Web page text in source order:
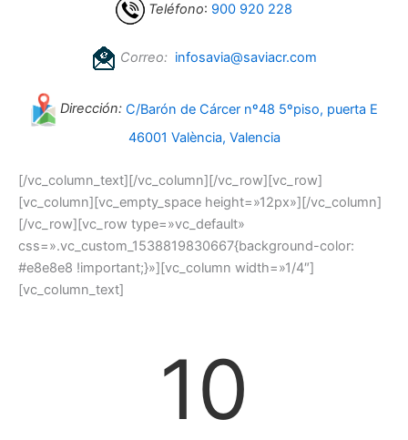
Teléfono: 900 920 228
Correo: infosavia@saviacr.com
Dirección: C/Barón de Cárcer nº48 5ºpiso, puerta E
46001 València, Valencia
[/vc_column_text][/vc_column][/vc_row][vc_row]
[vc_column][vc_empty_space height=»12px»][/vc_column]
[/vc_row][vc_row type=»vc_default»
css=».vc_custom_1538819830667{background-color:
#e8e8e8 !important;}»][vc_column width=»1/4″]
[vc_column_text]
10